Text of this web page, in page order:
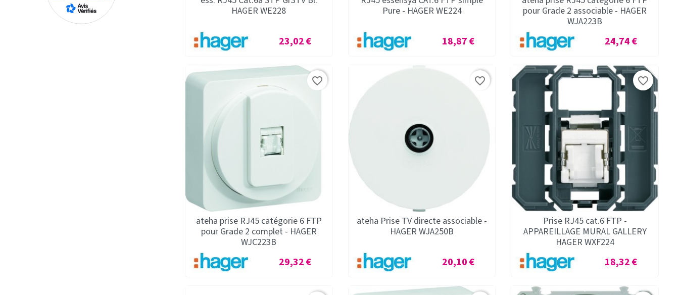
HAGER WE228
Prix
23,02 €
Pure - HAGER WE224
Prix
18,87 €
pour Grade 2 associable - HAGER
WJA223B
Prix
24,74 €
ateha prise RJ45 catégorie 6 FTP
pour Grade 2 complet - HAGER
WJC223B
Prix
29,32 €
favorite_border
ateha Prise TV directe associable -
HAGER WJA250B
Prix
20,10 €
favorite_border
Prise RJ45 cat.6 FTP -
APPAREILLAGE MURAL GALLERY
HAGER WXF224
Prix
18,32 €
favorite_border